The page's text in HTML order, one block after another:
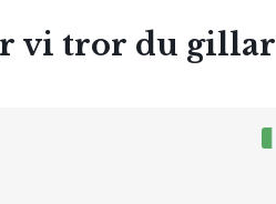
vi tror du gillar